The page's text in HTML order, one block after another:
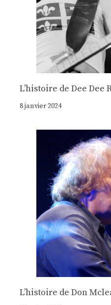
Lʼhistoire de Dee Dee
8 janvier 2024
Lʼhistoire de Don